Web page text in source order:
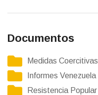
Documentos
Medidas Coercitivas
Informes Venezuela
Resistencia Popular